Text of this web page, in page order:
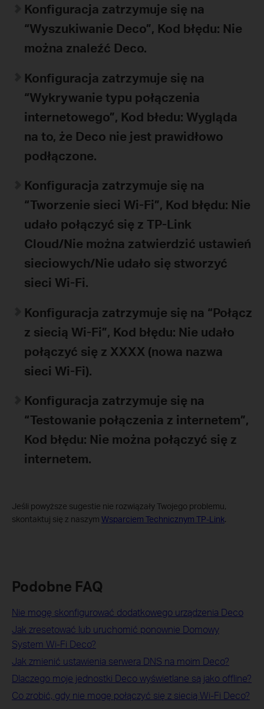
Konfiguracja zatrzymuje się na
“Wyszukiwanie Deco”, Kod błędu: Nie
można znaleźć Deco.
Konfiguracja zatrzymuje się na
“Wykrywanie typu połączenia
internetowego”, Kod błedu: Wygląda
na to, że Deco nie jest prawidłowo
podłączone.
Konfiguracja zatrzymuje się na
“Tworzenie sieci Wi-Fi”, Kod błędu: Nie
udało połączyć się z TP-Link
Cloud/Nie można zatwierdzić ustawień
sieciowych/Nie udało się stworzyć
sieci Wi-Fi.
Konfiguracja zatrzymuje się na “Połącz
z siecią Wi-Fi”, Kod błędu: Nie udało
połączyć się z XXXX (nowa nazwa
sieci Wi-Fi).
Konfiguracja zatrzymuje się na
“Testowanie połączenia z internetem”,
Kod błędu: Nie można połączyć się z
internetem.
Jeśli powyższe sugestie nie rozwiązały Twojego problemu,
skontaktuj się z naszym Wsparciem Technicznym TP-Link.
Podobne FAQ
Nie mogę skonfigurować dodatkowego urządzenia Deco
Jak zresetować lub uruchomić ponownie Domowy
System Wi-Fi Deco?
Jak zmienić ustawienia serwera DNS na moim Deco?
Dlaczego moje jednostki Deco wyświetlane są jako offline?
Co zrobić, gdy nie mogę połączyć się z siecią Wi-Fi Deco?